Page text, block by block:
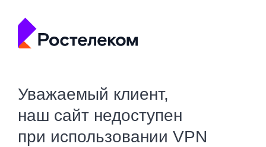
Уважаемый клиент,
наш сайт недоступен
при использовании VPN